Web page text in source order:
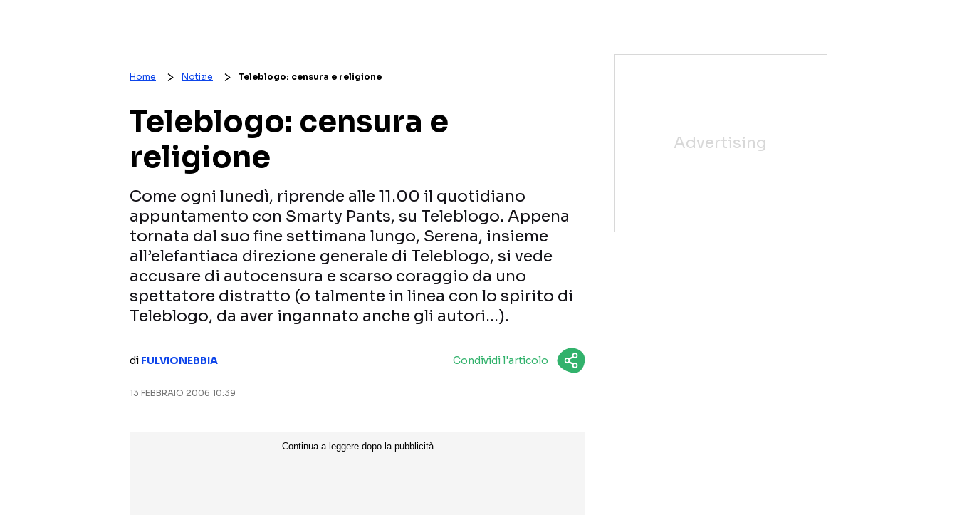
Home Notizie Teleblogo: censura e religione
Teleblogo: censura e
religione
Come ogni lunedì, riprende alle 11.00 il quotidiano
appuntamento con Smarty Pants, su Teleblogo. Appena
tornata dal suo fine settimana lungo, Serena, insieme
all’elefantiaca direzione generale di Teleblogo, si vede
accusare di autocensura e scarso coraggio da uno
spettatore distratto (o talmente in linea con lo spirito di
Teleblogo, da aver ingannato anche gli autori…).
di FULVIONEBBIA Condividi l'articolo
13 FEBBRAIO 2006 10:39